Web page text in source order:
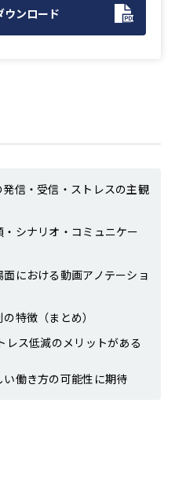
ウンロード
信・受信・ストレスの主観
シナリオ・コミュニケー
における動画アノテーショ
特徴（まとめ）
レス低減のメリットがある
働き方の可能性に期待